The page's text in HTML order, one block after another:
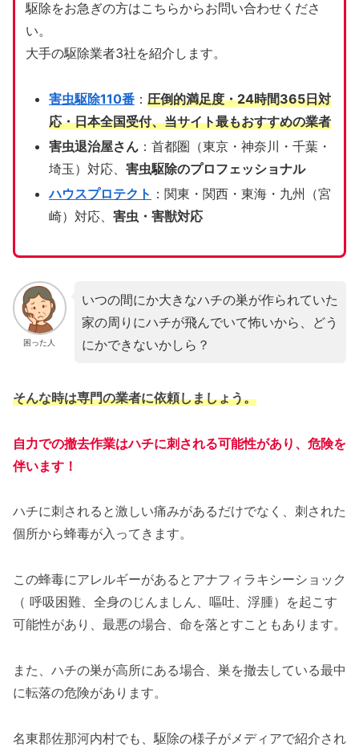
駆除をお急ぎの方はこちらからお問い合わせくださ
い。
大手の駆除業者3社を紹介します。
害虫駆除110番： 圧倒的満足度・24時間365日対
応・日本全国受付、当サイト最もおすすめの業者
害虫退治屋さん：首都圏（東京・神奈川・千葉・
埼玉）対応、 害虫駆除のプロフェッショナル
ハウスプロテクト ：関東・関西・東海・九州（宮
崎）対応、 害虫・害獣対応
困った人
いつの間にか大きなハチの巣が作られていた
家の周りにハチが飛んでいて怖いから、どう
にかできないかしら？
そんな時は専門の業者に依頼しましょう。
自力での撤去作業はハチに刺される可能性があり、危険を
伴います！
ハチに刺されると激しい痛みがあるだけでなく、刺された
個所から蜂毒が入ってきます。
この蜂毒にアレルギーがあるとアナフィラキシーショック
（ 呼吸困難、全身のじんましん、嘔吐、浮腫）を起こす
可能性があり、最悪の場合、命を落とすこともあります。
また、ハチの巣が高所にある場合、巣を撤去している最中
に転落の危険があります。
名東郡佐那河内村でも、駆除の様子がメディアで紹介され